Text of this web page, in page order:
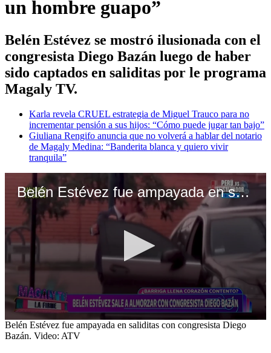
un hombre guapo”
Belén Estévez se mostró ilusionada con el
congresista Diego Bazán luego de haber
sido captados en saliditas por le programa
Magaly TV.
Karla revela CRUEL estrategia de Miguel Trauco para no
incrementar pensión a sus hijos: “Cómo puede jugar tan bajo”
Giuliana Rengifo anuncia que no volverá a hablar del notario
de Magaly Medina: “Banderita blanca y quiero vivir
tranquila”
Belén Estévez fue ampayada en saliditas con congresista Diego Bazán. Video: ATV
0
seconds
Belén Estévez fue ampayada en saliditas con congresista Diego
Bazán. Video: ATV